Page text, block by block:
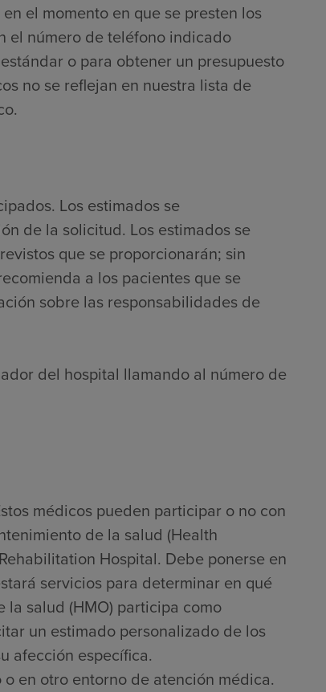
el momento en que se presten los
el número de teléfono indicado
o para obtener un presupuesto
no se reflejan en nuestra lista de
Los estimados se
de la solicitud. Los estimados se
que se proporcionarán; sin
a los pacientes que se
sobre las responsabilidades de
del hospital llamando al número de
médicos pueden participar o no con
de la salud (Health
Hospital. Debe ponerse en
servicios para determinar en qué
salud (HMO) participa como
un estimado personalizado de los
afección específica.
en otro entorno de atención médica.